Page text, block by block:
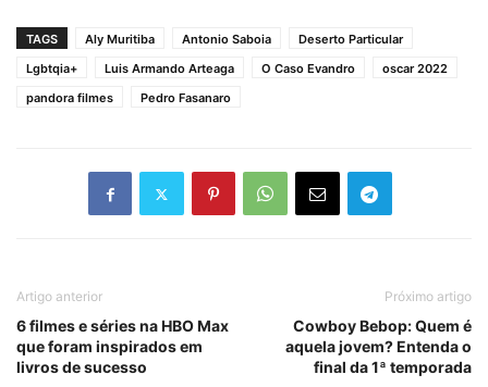
TAGS Aly Muritiba Antonio Saboia
Deserto Particular
Lgbtqia+
Luis Armando Arteaga O Caso Evandro
oscar 2022
pandora filmes
Pedro Fasanaro
Artigo anterior
6 filmes e séries na HBO Max
que foram inspirados em
livros de sucesso
Próximo artigo
Cowboy Bebop: Quem é
aquela jovem? Entenda o
final da 1ª temporada